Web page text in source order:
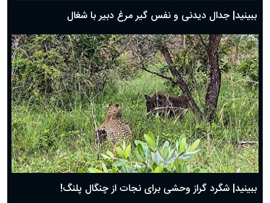
ببینید| جدال دیدنی و نفس گیر مرغ دبیر با شغال
ببینید| شگرد گراز وحشی برای نجات از چنگال پلنگ!